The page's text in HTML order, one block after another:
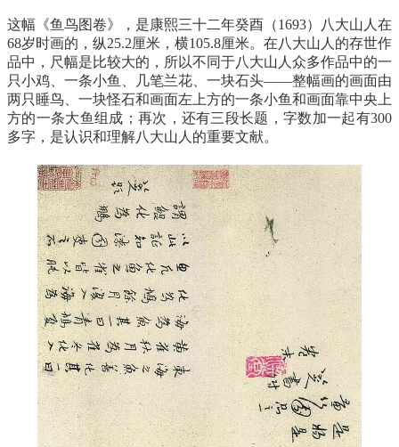
这幅《鱼鸟图卷》，是康熙三十二年癸酉（1693）八大山人在
68岁时画的，纵25.2厘米，横105.8厘米。在八大山人的存世作
品中，尺幅是比较大的，所以不同于八大山人众多作品中的一
只小鸡、一条小鱼、几笔兰花、一块石头——整幅画的画面由
两只睡鸟、一块怪石和画面左上方的一条小鱼和画面靠中央上
方的一条大鱼组成；再次，还有三段长题，字数加一起有300
多字，是认识和理解八大山人的重要文献。